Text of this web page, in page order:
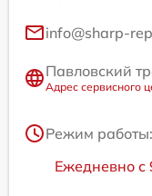
info@sharp-
Павловский
Адрес сервисного
Режим работы:
Ежедневно с